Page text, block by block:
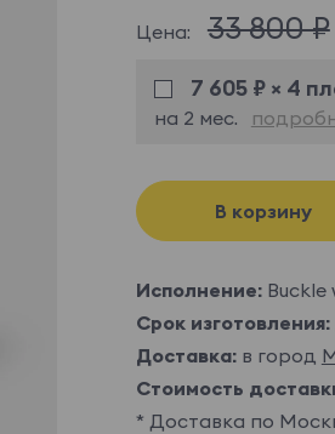
Цена: 33 800 ₽
7 605 ₽ × 4
на 2 мес.
В корзину
Исполнение:Buckle
Срок изготовления:
Доставка:в город
Стоимость
* Доставка по